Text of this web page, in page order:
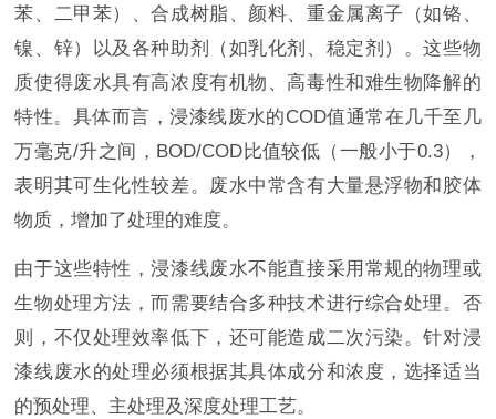
苯、二甲苯）、合成树脂、颜料、重金属离子（如铬、
镍、锌）以及各种助剂（如乳化剂、稳定剂）。这些物
质使得废水具有高浓度有机物、高毒性和难生物降解的
特性。具体而言，浸漆线废水的COD值通常在几千至几
万毫克/升之间，BOD/COD比值较低（一般小于0.3），
表明其可生化性较差。废水中常含有大量悬浮物和胶体
物质，增加了处理的难度。
由于这些特性，浸漆线废水不能直接采用常规的物理或
生物处理方法，而需要结合多种技术进行综合处理。否
则，不仅处理效率低下，还可能造成二次污染。针对浸
漆线废水的处理必须根据其具体成分和浓度，选择适当
的预处理、主处理及深度处理工艺。